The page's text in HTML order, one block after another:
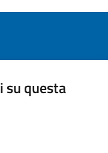
su questa